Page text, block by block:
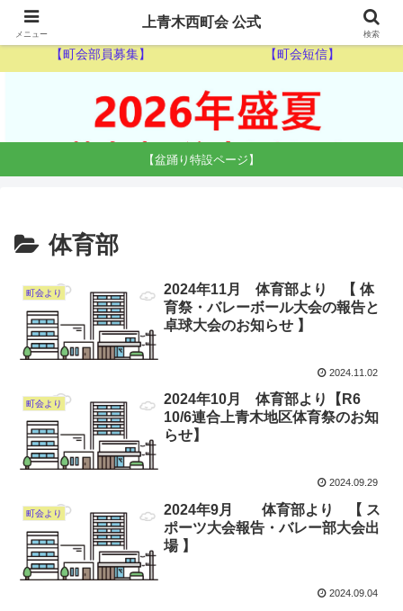
【ゴミ収集カレンダー】 【休日当番医】
【町会部員募集】 【町会短信】
【盆踊り特設ページ】
体育部
町会より
2024年11月 体育部より 【 体
育祭・バレーボール大会の報告と
卓球大会のお知らせ 】
2024.11.02
町会より
2024年10月 体育部より【R6
10/6連合上青木地区体育祭のお知
らせ】
2024.09.29
町会より
2024年9月 体育部より 【 ス
ポーツ大会報告・バレー部大会出
場 】
2024.09.04
メニュー
上青木西町会 公式
検索